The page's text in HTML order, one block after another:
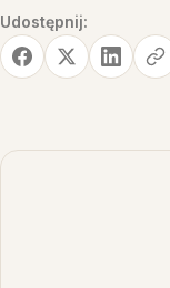
Udostępnij: